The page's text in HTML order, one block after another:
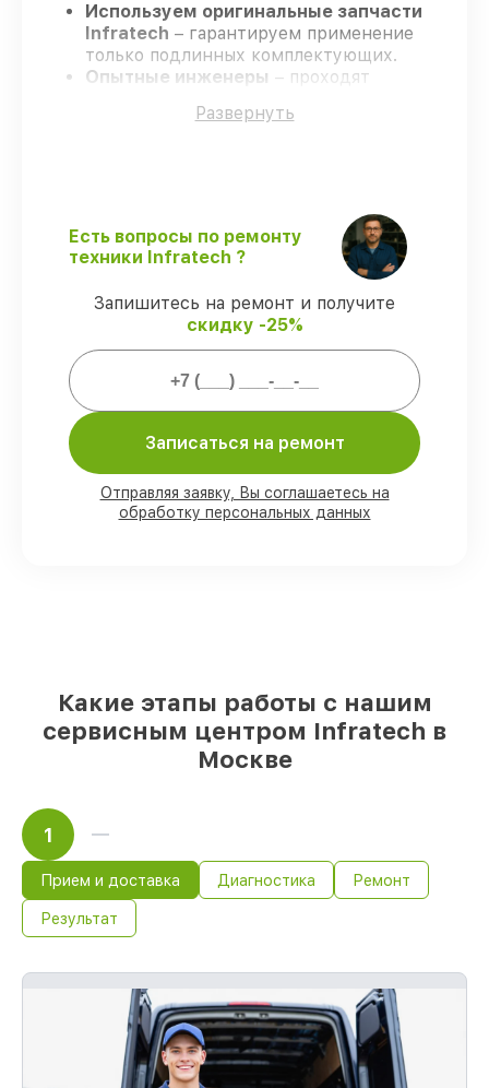
Используем оригинальные запчасти
Infratech – гарантируем применение
только подлинных комплектующих.
Опытные инженеры – проходят
надёжную работу устройства после
Гарантийное сопровождение – все
работы и запчасти защищены
гарантийной поддержкой до 3 лет.
Мы гарантируем:
клиента
деталей Infratech готовы к
доступны для срочного заказа
Подлинные запчасти Infratech и
Развернуть
Есть вопросы по ремонту
техники Infratech ?
Запишитесь на ремонт и получите
скидку -25%
Записаться на ремонт
Отправляя заявку, Вы соглашаетесь на
обработку персональных данных
Какие этапы работы с нашим
сервисным центром Infratech в
Москве
1
Прием и доставка Диагностика Ремонт
Результат